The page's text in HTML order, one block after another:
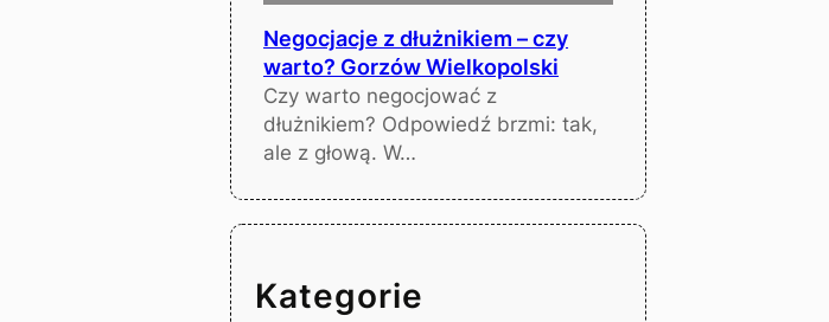
Negocjacje z dłużnikiem – czy
warto? Gorzów Wielkopolski
Czy warto negocjować z
dłużnikiem? Odpowiedź brzmi: tak,
ale z głową. W…
Kategorie